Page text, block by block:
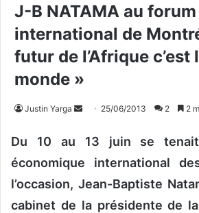
J-B NATAMA au forum
international de
futur de l’Afrique
monde »
Justin Yarga
v
e
25/06/2013 2 2
Du 10 au 13 juin se
économique international
l’occasion, Jean-Baptiste
cabinet de la présidente de